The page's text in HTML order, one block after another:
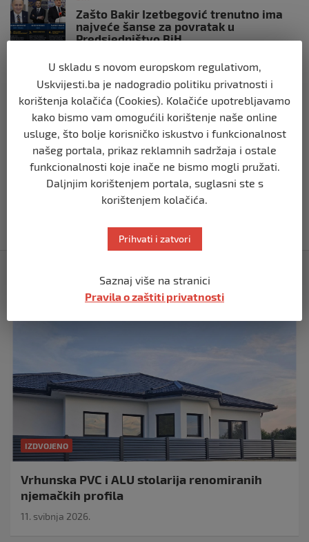
Zašto Bakir Izetbegović trenutno ima
najveće šanse za povratak u
Predsjedništvo BiH
Demantij Federalnog ministarstva
unutrašnjih poslova
prije 5 mjeseci
Akcija SIPA-e: Pretresaju se stambeni i
pomoćni objekti
IZDVOJENO
Vrhunska PVC i ALU stolarija renomiranih
njemačkih profila
11. svibnja 2026.
U skladu s novom europskom regulativom,
Uskvijesti.ba je nadogradio politiku privatnosti i
korištenja kolačića (Cookies). Kolačiće upotrebljavamo
kako bismo vam omogućili korištenje naše online
usluge, što bolje korisničko iskustvo i funkcionalnost
našeg portala, prikaz reklamnih sadržaja i ostale
funkcionalnosti koje inače ne bismo mogli pružati.
Daljnjim korištenjem portala, suglasni ste s
korištenjem kolačića.
Prihvati i zatvori
Saznaj više na stranici
Pravila o zaštiti privatnosti